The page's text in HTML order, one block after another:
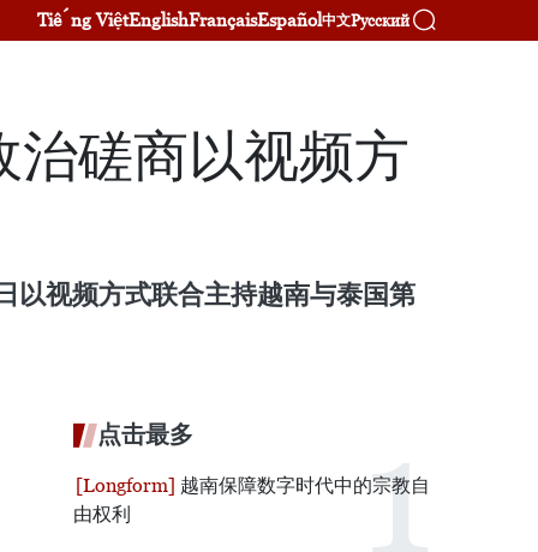
Tiếng ViệtEnglishFrançaisEspañol中文Русский
治磋商以视频方
以视频方式联合主持越南与泰国第
点击最多
越南保障数字时代中的宗教自
由权利